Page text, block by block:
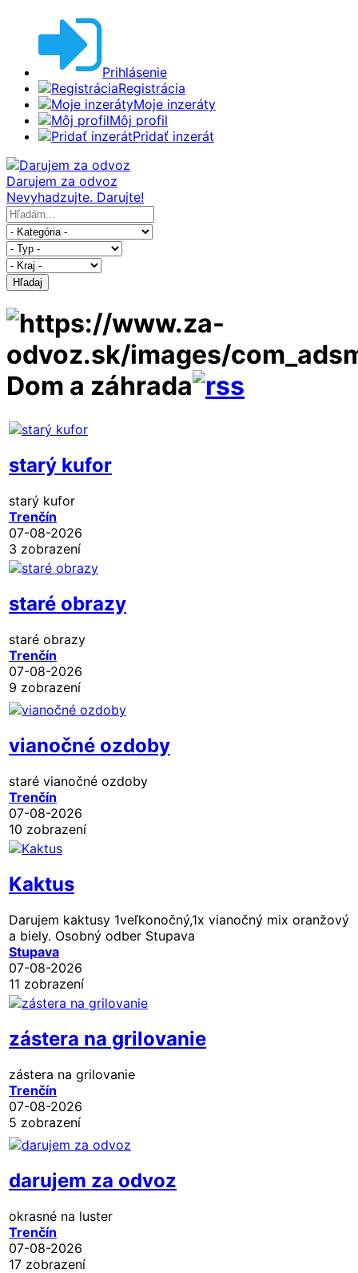
Prihlásenie
Registrácia
Moje inzeráty
Môj profil
Pridať inzerát
Darujem za odvoz
Nevyhadzujte. Darujte!
Hľadaj
Dom a záhrada
starý kufor
starý kufor
Trenčín
07-08-2026
3 zobrazení
staré obrazy
staré obrazy
Trenčín
07-08-2026
9 zobrazení
vianočné ozdoby
staré vianočné ozdoby
Trenčín
07-08-2026
10 zobrazení
Kaktus
Darujem kaktusy 1veľkonočný,1x vianočný mix oranžový
a biely. Osobný odber Stupava
Stupava
07-08-2026
11 zobrazení
zástera na grilovanie
zástera na grilovanie
Trenčín
07-08-2026
5 zobrazení
darujem za odvoz
okrasné na luster
Trenčín
07-08-2026
17 zobrazení